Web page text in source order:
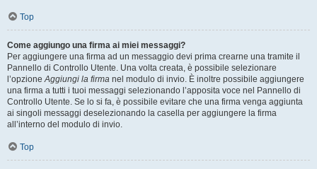
Top
Come aggiungo una firma ai miei messaggi?
Per aggiungere una firma ad un messaggio devi prima crearne una tramite il
Pannello di Controllo Utente. Una volta creata, è possibile selezionare
l’opzione Aggiungi la firma nel modulo di invio. È inoltre possibile aggiungere
una firma a tutti i tuoi messaggi selezionando l’apposita voce nel Pannello di
Controllo Utente. Se lo si fa, è possibile evitare che una firma venga aggiunta
ai singoli messaggi deselezionando la casella per aggiungere la firma
all’interno del modulo di invio.
Top